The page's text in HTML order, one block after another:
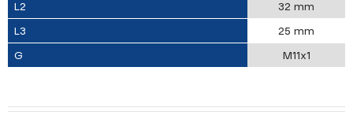
L2
32 mm
L3
25 mm
G
M11x1